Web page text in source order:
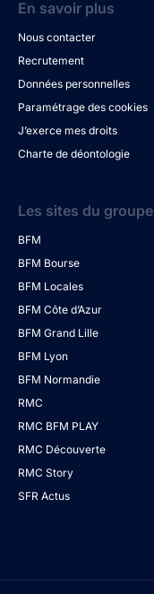
En savoir plus
Nous contacter
Recrutement
Données personnelles
Paramétrage des cookies
J’exerce mes droits
Charte de déontologie
Les sites du groupe
BFM
BFM Bourse
BFM Locales
BFM Côte d’Azur
BFM Grand Lille
BFM Lyon
BFM Normandie
RMC
RMC BFM PLAY
RMC Découverte
RMC Story
SFR Actus